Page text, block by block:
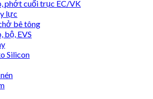
phớt cuối trục EC/VK
lực
bê tông
bộ, EVS
Silicon